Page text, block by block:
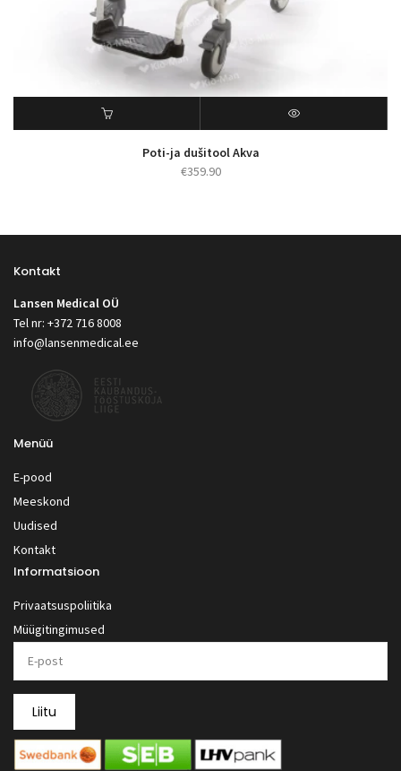
Poti-ja dušitool Akva
€359.90
Kontakt
Lansen Medical OÜ
Tel nr: +372 716 8008
info@lansenmedical.ee
Menüü
E-pood
Meeskond
Uudised
Kontakt
Informatsioon
Privaatsuspoliitika
Müügitingimused
Liitu